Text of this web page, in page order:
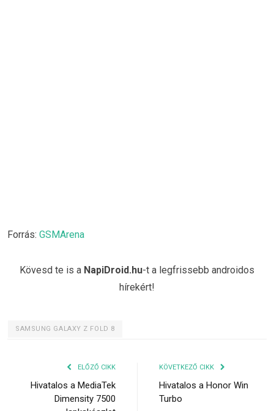
Forrás: GSMArena
Kövesd te is a NapiDroid.hu-t a legfrissebb androidos
hírekért!
SAMSUNG GALAXY Z FOLD 8
ELŐZŐ CIKK
Hivatalos a MediaTek
Dimensity 7500
KÖVETKEZŐ CIKK
Hivatalos a Honor Win
Turbo